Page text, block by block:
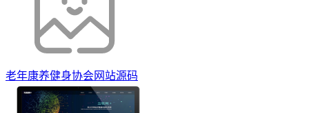
老年康养健身协会网站源码